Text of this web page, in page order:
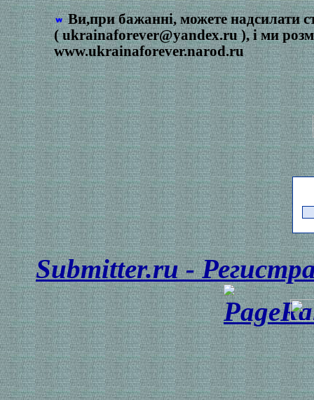
Ви,при бажанні, можете надсилати
( ukrainaforever@yandex.ru ), і ми
www.ukrainaforever.narod.ru
Submitter.ru -